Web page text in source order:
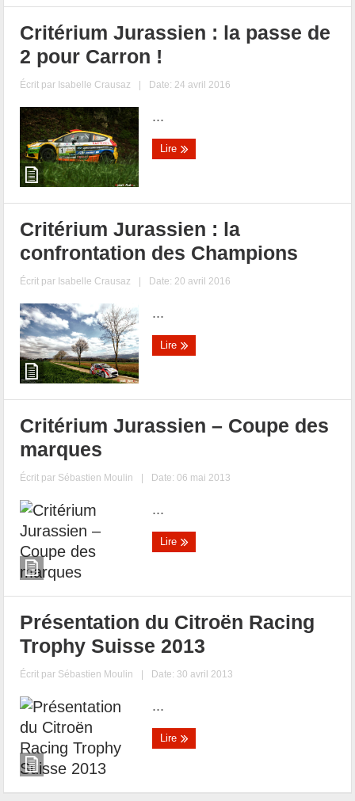
Critérium Jurassien : la passe de
2 pour Carron !
Écrit par Isabelle Crausaz | Date: 24 avril 2016
...
Lire
Critérium Jurassien : la
confrontation des Champions
Écrit par Isabelle Crausaz | Date: 20 avril 2016
...
Lire
Critérium Jurassien – Coupe des
marques
Écrit par Sébastien Moulin | Date: 06 mai 2013
...
Lire
Présentation du Citroën Racing
Trophy Suisse 2013
Écrit par Sébastien Moulin | Date: 30 avril 2013
...
Lire